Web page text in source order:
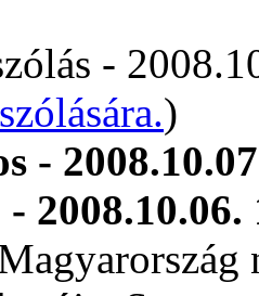
-
)
-
2008.10.06.